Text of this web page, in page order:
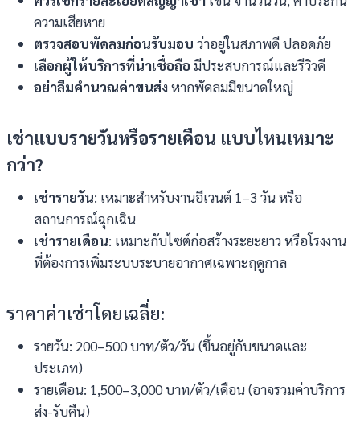
ความเสียหาย
ตรวจสอบพัดลมก่อนรับมอบ ว่าอยู่ในสภาพดี ปลอดภัย
เลือกผู้ให้บริการที่น่าเชื่อถือ มีประสบการณ์และรีวิวดี
อย่าลืมคำนวณค่าขนส่งหากพัดลมมีขนาดใหญ่
เช่าแบบรายวันหรือรายเดือน แบบไหนเหมาะ
กว่า?
เช่ารายวัน: เหมาะสำหรับงานอีเวนต์ 1–3 วัน หรือ
สถานการณ์ฉุกเฉิน
เช่ารายเดือน: เหมาะกับไซต์ก่อสร้างระยะยาว หรือโรงงาน
ที่ต้องการเพิ่มระบบระบายอากาศเฉพาะฤดูกาล
ราคาค่าเช่าโดยเฉลี่ย:
รายวัน: 200–500 บาท/ตัว/วัน (ขึ้นอยู่กับขนาดและ
ประเภท)
รายเดือน: 1,500–3,000 บาท/ตัว/เดือน (อาจรวมค่าบริการ
ส่ง-รับคืน)